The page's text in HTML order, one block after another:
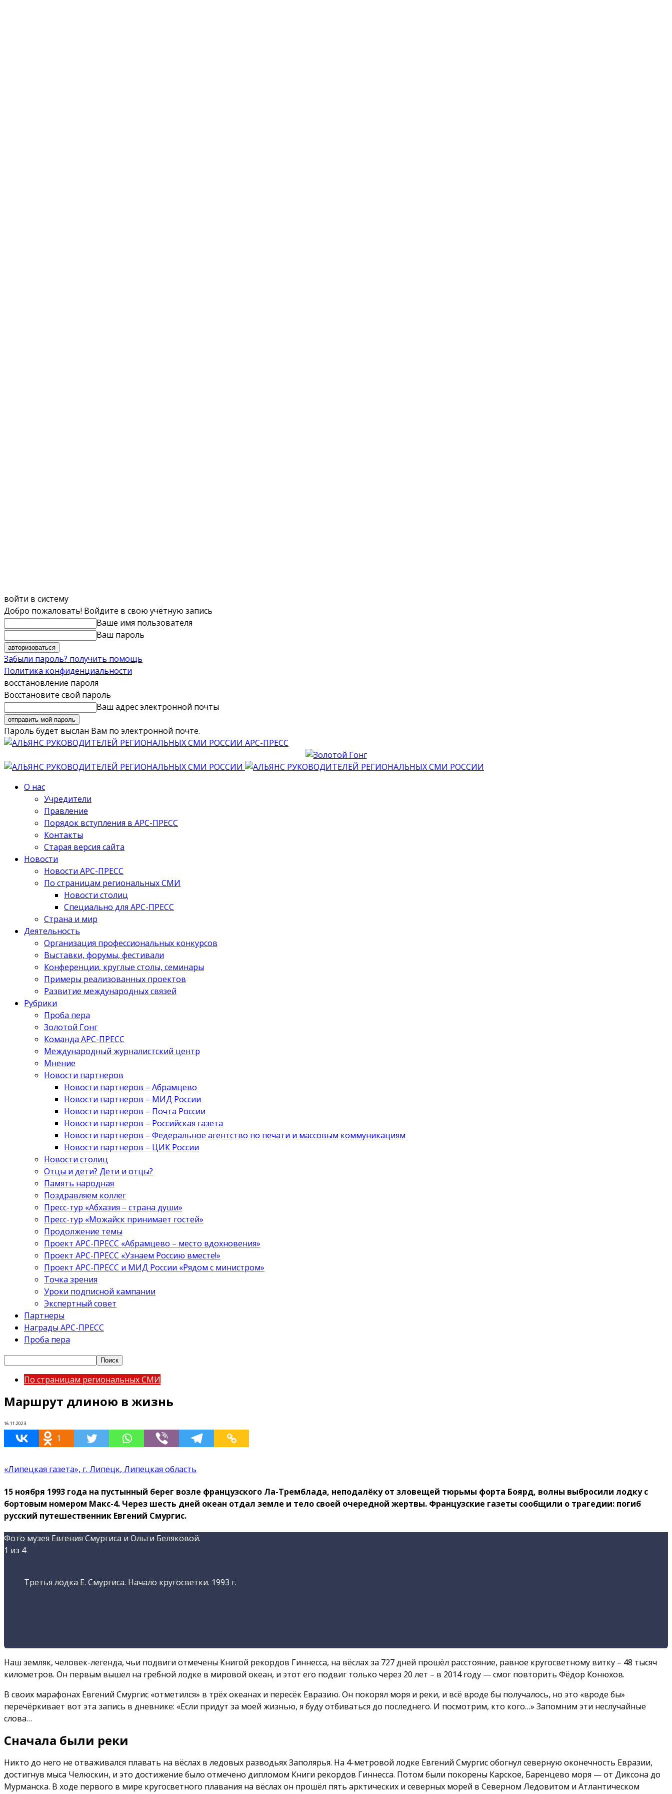
войти в систему
Добро пожаловать! Войдите в свою учётную запись
Ваше имя пользователя
Ваш пароль
Забыли пароль? получить помощь
Политика конфиденциальности
восстановление пароля
Восстановите свой пароль
Ваш адрес электронной почты
Пароль будет выслан Вам по электронной почте.
АРС-ПРЕСС
О нас
Учредители
Правление
Порядок вступления в АРС-ПРЕСС
Контакты
Старая версия сайта
Новости
Новости АРС-ПРЕСС
По страницам региональных СМИ
Новости столиц
Специально для АРС-ПРЕСС
Страна и мир
Деятельность
Организация профессиональных конкурсов
Выставки, форумы, фестивали
Конференции, круглые столы, семинары
Примеры реализованных проектов
Развитие международных связей
Рубрики
Проба пера
Золотой Гонг
Команда АРС-ПРЕСС
Международный журналистский центр
Мнение
Новости партнеров
Новости партнеров – Абрамцево
Новости партнеров – МИД России
Новости партнеров – Почта России
Новости партнеров – Российская газета
Новости партнеров – Федеральное агентство по печати и массовым коммуникациям
Новости партнеров – ЦИК России
Новости столиц
Отцы и дети? Дети и отцы?
Память народная
Поздравляем коллег
Пресс-тур «Абхазия – страна души»
Пресс-тур «Можайск принимает гостей»
Продолжение темы
Проект АРС-ПРЕСС «Абрамцево – место вдохновения»
Проект АРС-ПРЕСС «Узнаем Россию вместе!»
Проект АРС-ПРЕСС и МИД России «Рядом с министром»
Точка зрения
Уроки подписной кампании
Экспертный совет
Партнеры
Награды АРС-ПРЕСС
Проба пера
По страницам региональных СМИ
Маршрут длиною в жизнь
16.11.2023
1
«Липецкая газета», г. Липецк, Липецкая область
15 ноября 1993 года на пустынный берег возле французского Ла-Тремблада, неподалёку от зловещей тюрьмы форта Боярд, волны выбросили лодку с
бортовым номером Макс-4. Через шесть дней океан отдал земле и тело своей очередной жертвы. Французские газеты сообщили о трагедии: погиб
русский путешественник Евгений Смургис.
Фото музея Евгения Смургиса и Ольги Беляковой.
1 из 4
Третья лодка Е. Смургиса. Начало кругосветки. 1993 г.
Наш земляк, человек-легенда, чьи подвиги отмечены Книгой рекордов Гиннесса, на вёслах за 727 дней прошёл расстояние, равное кругосветному витку – 48 тысяч
километров. Он первым вышел на гребной лодке в мировой океан, и этот его подвиг только через 20 лет – в 2014 году — смог повторить Фёдор Конюхов.
В своих марафонах Евгений Смургис «отметился» в трёх океанах и пересёк Евразию. Он покорял моря и реки, и всё вроде бы получалось, но это «вроде бы»
перечёркивает вот эта запись в дневнике: «Если придут за моей жизнью, я буду отбиваться до последнего. И посмотрим, кто кого…» Запомним эти неслучайные
слова…
Сначала были реки
Никто до него не отваживался плавать на вёслах в ледовых разводьях Заполярья. На 4-метровой лодке Евгений Смургис обогнул северную оконечность Евразии,
достигнув мыса Челюскин, и это достижение было отмечено дипломом Книги рекордов Гиннесса. Потом были покорены Карское, Баренцево моря — от Диксона до
Мурманска. В ходе первого в мире кругосветного плавания на вёслах он прошёл пять арктических и северных морей в Северном Ледовитом и Атлантическом